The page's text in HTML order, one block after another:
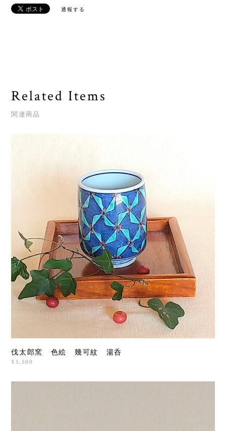
通報する
Related Items
関連商品
伐太郎窯 色絵 幾可紋 湯呑
¥5,500